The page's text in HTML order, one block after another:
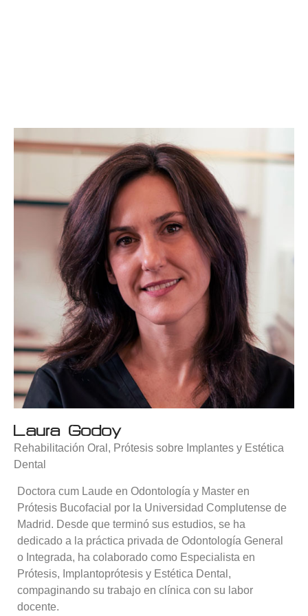
Laura Godoy
Rehabilitación Oral, Prótesis sobre Implantes y Estética
Dental
Doctora cum Laude en Odontología y Master en
Prótesis Bucofacial por la Universidad Complutense de
Madrid. Desde que terminó sus estudios, se ha
dedicado a la práctica privada de Odontología General
o Integrada, ha colaborado como Especialista en
Prótesis, Implantoprótesis y Estética Dental,
compaginando su trabajo en clínica con su labor
docente.